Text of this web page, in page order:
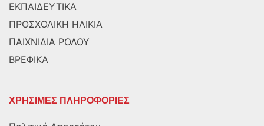
ΕΚΠΑΙΔΕΥΤΙΚΑ
ΠΡΟΣΧΟΛΙΚΗ ΗΛΙΚΙΑ
ΠΑΙΧΝΙΔΙΑ ΡΟΛΟΥ
ΒΡΕΦΙΚΑ
ΧΡΗΣΙΜΕΣ ΠΛΗΡΟΦΟΡΙΕΣ